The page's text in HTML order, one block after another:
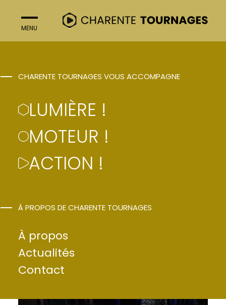
MENU
CHARENTE TOURNAGES VOUS ACCOMPAGNE
LUMIÈRE !
MOTEUR !
ACTION !
À PROPOS DE CHARENTE TOURNAGES
À propos
Actualités
Contact
LA MAMAN DU
BOURREAU
Gabriel Aghion